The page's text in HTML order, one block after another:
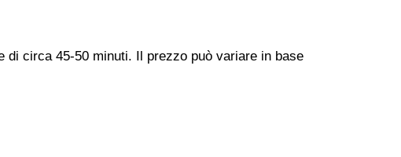
di circa 45-50 minuti. Il prezzo può variare in base